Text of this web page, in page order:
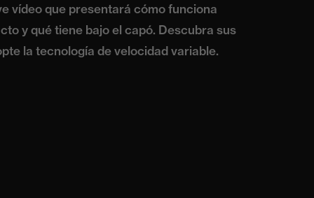
vídeo que presentará cómo funciona
y qué tiene bajo el capó. Descubra sus
la tecnología de velocidad variable.